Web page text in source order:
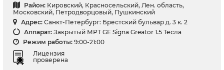
Район: Кировский, Красносельский, Лен. область,
Московский, Петродворцовый, Пушкинский
Адрес: Санкт-Петербург: Брестский бульвар д. 3 к. 2
Аппарат: Закрытый МРТ GE Signa Greator 1.5 Тесла
Режим работы: 9:00-21:00
Лицензия
проверена